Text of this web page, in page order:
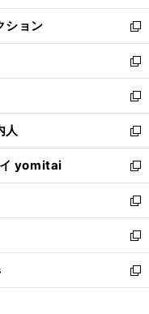
開
く
ウ
で
開
く
ン
ド
ウ
で
開
く
ウ
ィ
ン
ド
ウ
で
開
く
ション
新
し
い
ウ
ィ
ン
ド
ウ
で
開
く
新
し
い
ウ
ィ
ン
ド
ウ
で
開
く
新
し
い
ウ
ィ
ン
ド
ウ
で
開
く
人
新
し
い
ウ
ィ
ン
ド
ウ
で
開
イ yomitai
新
し
い
ウ
ィ
ン
ド
ウ
新
し
い
ウ
ィ
ン
新
し
い
ウ
新
し